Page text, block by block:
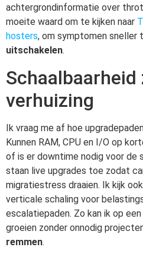
achtergrondinformatie over
moeite waard om te kijken naar
hosters, om symptomen sneller
uitschakelen.
Schaalbaarheid
verhuizing
Ik vraag me af hoe
Kunnen RAM, CPU en I/O op
of is er downtime nodig voor de
staan live upgrades toe zodat
migratiestress draaien. Ik kijk
verticale schaling voor
escalatiepaden. Zo kan ik op
groeien zonder onnodig
remmen.